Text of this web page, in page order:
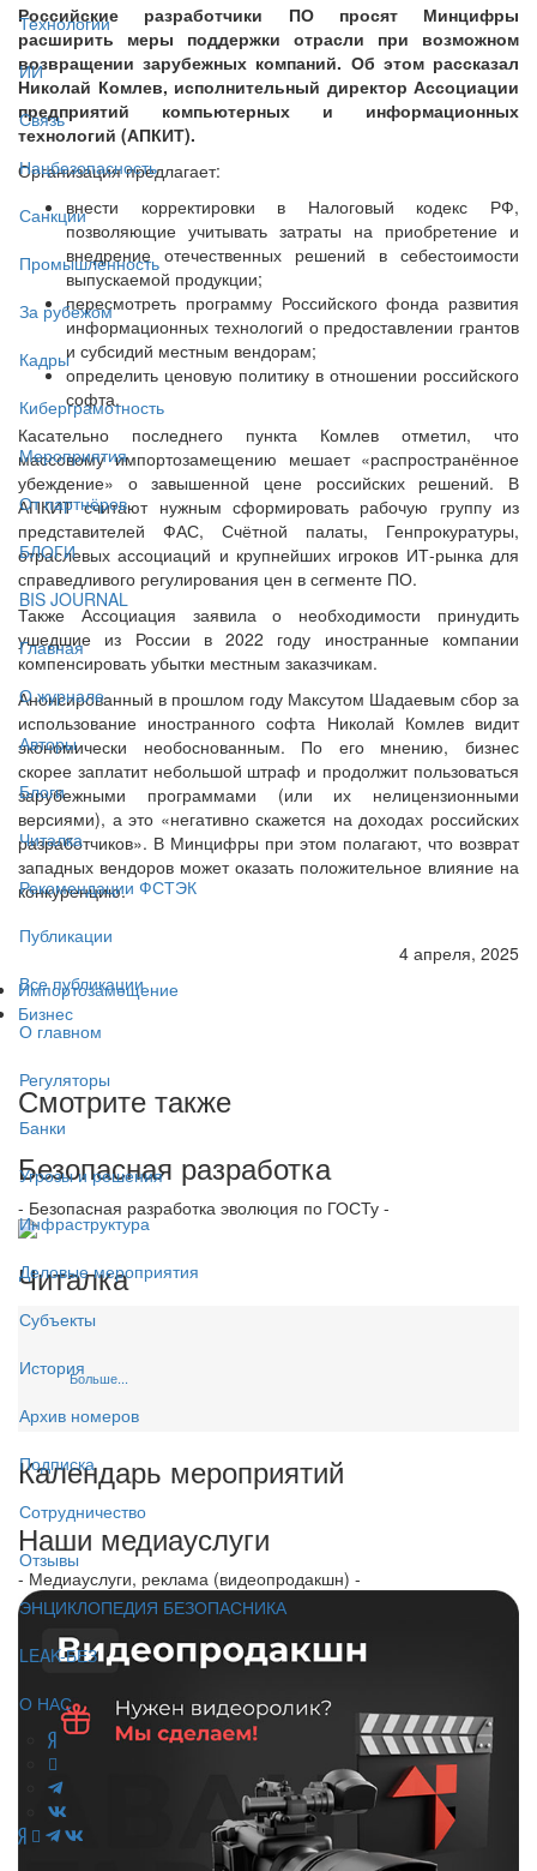
Технологии
ИИ
Связь
Нацбезопасность
Санкции
Промышленность
За рубежом
Кадры
Киберграмотность
Мероприятия
От партнёров
БЛОГИ
BIS JOURNAL
Главная
О журнале
Авторы
Блоги
Читалка
Рекомендации ФСТЭК
Публикации
Все публикации
О главном
Регуляторы
Банки
Угрозы и решения
Инфраструктура
Деловые мероприятия
Субъекты
История
Архив номеров
Подписка
Сотрудничество
Отзывы
ЭНЦИКЛОПЕДИЯ БЕЗОПАСНИКА
LEAK-БЕЗ
О НАС
Российские разработчики ПО просят Минцифры
расширить меры поддержки отрасли при возможном
возвращении зарубежных компаний. Об этом рассказал
Николай Комлев, исполнительный директор Ассоциации
предприятий компьютерных и информационных
технологий (АПКИТ).
Организация предлагает:
внести корректировки в Налоговый кодекс РФ,
позволяющие учитывать затраты на приобретение и
внедрение отечественных решений в себестоимости
выпускаемой продукции;
пересмотреть программу Российского фонда развития
информационных технологий о предоставлении грантов
и субсидий местным вендорам;
определить ценовую политику в отношении российского
софта.
Касательно последнего пункта Комлев отметил, что
массовому импортозамещению мешает «распространённое
убеждение» о завышенной цене российских решений. В
АПКИТ считают нужным сформировать рабочую группу из
представителей ФАС, Счётной палаты, Генпрокуратуры,
отраслевых ассоциаций и крупнейших игроков ИТ-рынка для
справедливого регулирования цен в сегменте ПО.
Также Ассоциация заявила о необходимости принудить
ушедшие из России в 2022 году иностранные компании
компенсировать убытки местным заказчикам.
Анонсированный в прошлом году Максутом Шадаевым сбор за
использование иностранного софта Николай Комлев видит
экономически необоснованным. По его мнению, бизнес
скорее заплатит небольшой штраф и продолжит пользоваться
зарубежными программами (или их нелицензионными
версиями), а это «негативно скажется на доходах российских
разработчиков». В Минцифры при этом полагают, что возврат
западных вендоров может оказать положительное влияние на
конкуренцию.
4 апреля, 2025
Импортозамещение
Бизнес
Смотрите также
Безопасная разработка
- Безопасная разработка эволюция по ГОСТу -
Читалка
Больше...
Календарь мероприятий
Наши медиауслуги
- Медиауслуги, реклама (видеопродакшн) -